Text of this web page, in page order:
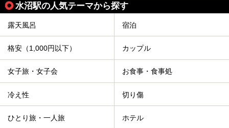
水沼駅の人気テーマから探す
露天風呂 宿泊
格安（1,000円以下） カップル
女子旅・女子会 お食事・食事処
冷え性 切り傷
ひとり旅・一人旅 ホテル